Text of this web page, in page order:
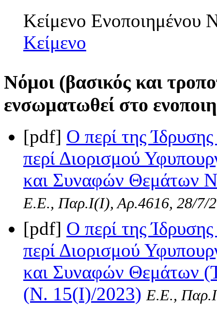
Κείμενο
Κείμενο
Νόμοι (βασικός και
ενσωματωθεί στο
[pdf] Ο περί της
περί Διορισμού
και Συναφών Θεμάτων
Ε.Ε., Παρ.Ι(I), Αρ.4616, 28/7/
[pdf] Ο περί της
περί Διορισμού
και Συναφών Θεμάτων
(Ν. 15(I)/2023) Ε.Ε.,